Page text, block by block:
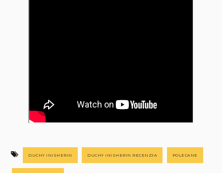
DUCHY INISHERIN DUCHY INISHERIN RECENZJA POLECANE